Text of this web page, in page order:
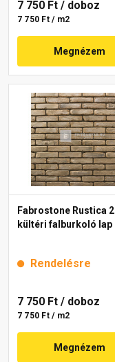
7 750 Ft / doboz
7 750 Ft / m2
Megnézem
Fabrostone Rustica 2
kültéri falburkoló lap
Rendelésre
7 750 Ft / doboz
7 750 Ft / m2
Megnézem